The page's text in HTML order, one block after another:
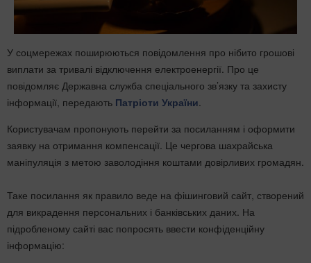
У соцмережах поширюються повідомлення про нібито грошові
виплати за тривалі відключення електроенергії. Про це
повідомляє Державна служба спеціального зв’язку та захисту
інформації, передають Патріоти України
Користувачам пропонують перейти за посиланням і оформити
заявку на отримання компенсації. Це чергова шахрайська
маніпуляція з метою заволодіння коштами довірливих громадян.
Таке посилання як правило веде на фішинговий сайт, створений
для викрадення персональних і банківських даних. На
підробленому сайті вас попросять ввести конфіденційну
інформацію: